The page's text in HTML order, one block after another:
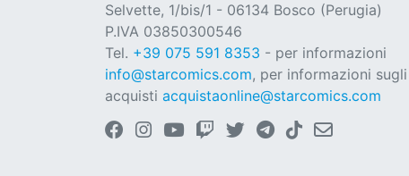
Selvette, 1/bis/1 - 06134 Bosco (Perugia)
P.IVA 03850300546
Tel. +39 075 591 8353 - per informazioni
info@starcomics.com, per informazioni sugli
acquisti acquistaonline@starcomics.com